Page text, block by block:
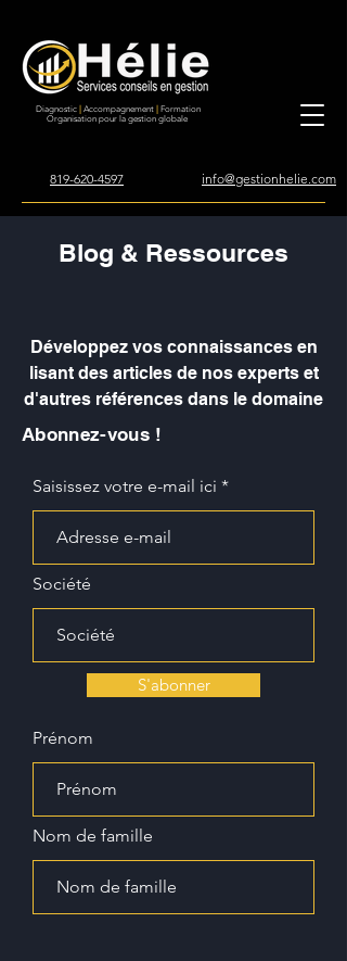
Diagnostic Accompagnement
Formation
Organisation pour la gestion globale
819-620-4597 info@gestionhelie.com
Blog & Ressources
Développez vos connaissances en
lisant des articles de nos experts et
d'autres références dans le domaine
Abonnez-vous !
Saisissez votre e-mail ici
Société
S'abonner
Prénom
Nom de famille